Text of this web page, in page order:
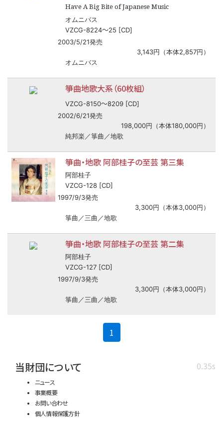
Have A Big Bite of Japanese Music
オムニバス
VZCG-8224〜25 [CD]
2003/5/21発売
3,143円（本体2,857円）
オムニバス
箏曲地歌大系（60枚組）
VZCG-8150〜8209 [CD]
2002/6/21発売
198,000円（本体180,000円）
純邦楽／箏曲／地歌
箏曲・地歌 阿部桂子の至芸 第三集
阿部桂子
VZCG-128 [CD]
1997/9/3発売
3,300円（本体3,000円）
箏曲／三曲／地歌
箏曲・地歌 阿部桂子の至芸 第二集
阿部桂子
VZCG-127 [CD]
1997/9/3発売
3,300円（本体3,000円）
箏曲／三曲／地歌
1
0.35s
当財団について
ニュース
事業概要
お問い合わせ
個人情報保護方針